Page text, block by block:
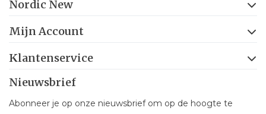
Nordic New
Mijn Account
Klantenservice
Nieuwsbrief
Abonneer je op onze nieuwsbrief om op de hoogte te